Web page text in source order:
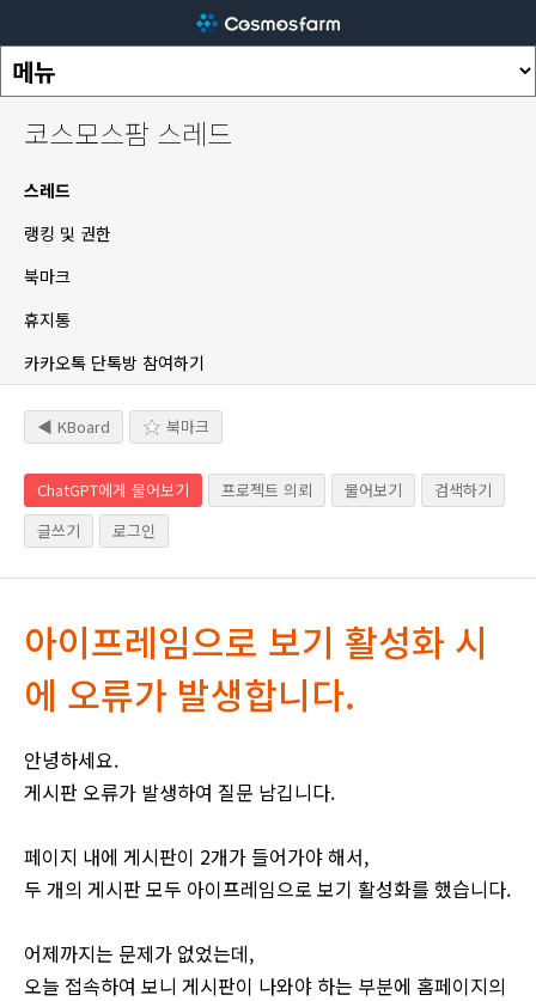
코스모스팜 스레드
스레드
랭킹 및 권한
북마크
휴지통
카카오톡 단톡방 참여하기
◀ KBoard 북마크
ChatGPT에게 물어보기 프로젝트 의뢰 물어보기
검색하기
글쓰기
로그인
아이프레임으로 보기 활성화 시
에 오류가 발생합니다.
안녕하세요.
게시판 오류가 발생하여 질문 남깁니다.
페이지 내에 게시판이 2개가 들어가야 해서,
두 개의 게시판 모두 아이프레임으로 보기 활성화를 했습니다.
어제까지는 문제가 없었는데,
오늘 접속하여 보니 게시판이 나와야 하는 부분에 홈페이지의